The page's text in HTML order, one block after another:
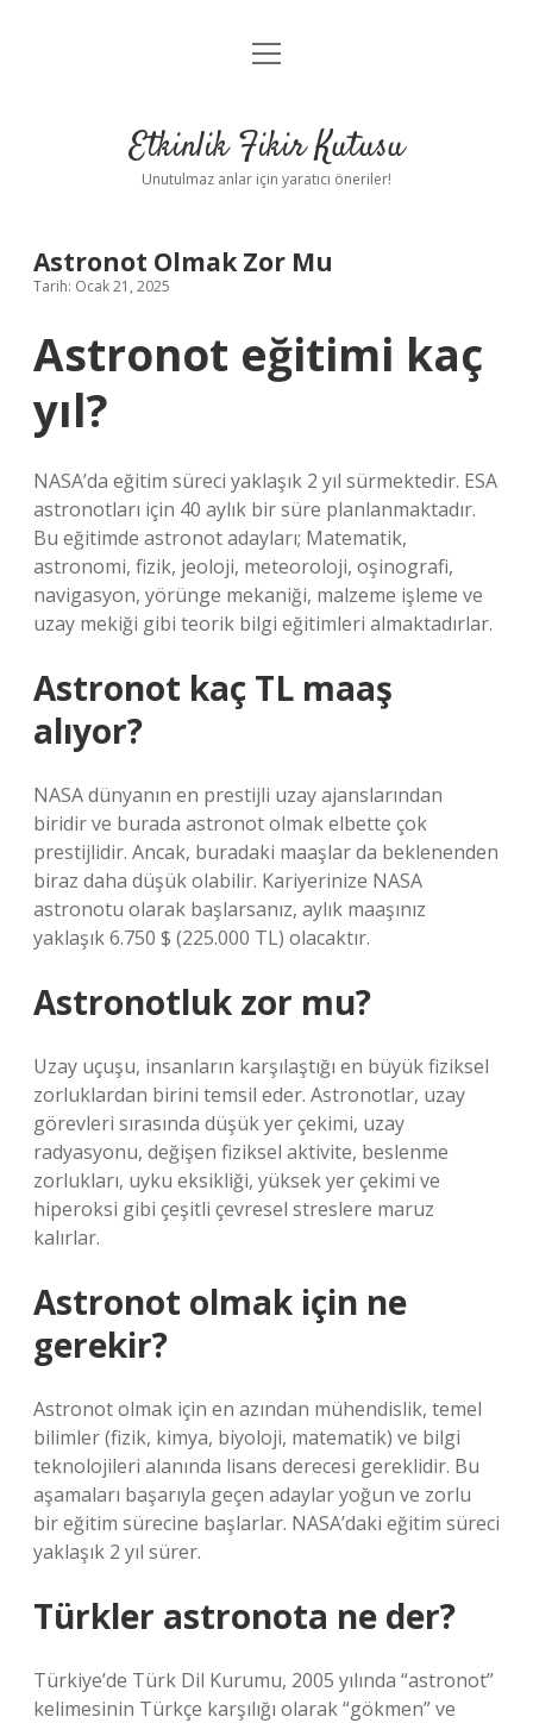
Anasayfa
Yasal Uyarı
menüyü
Etkinlik Fikir Kutusu
Unutulmaz anlar için yaratıcı öneriler!
Astronot Olmak Zor Mu
Tarih: Ocak 21, 2025
Astronot eğitimi kaç
yıl?
NASA’da eğitim süreci yaklaşık 2 yıl sürmektedir. ESA
astronotları için 40 aylık bir süre planlanmaktadır.
Bu eğitimde astronot adayları; Matematik,
astronomi, fizik, jeoloji, meteoroloji, oşinografi,
navigasyon, yörünge mekaniği, malzeme işleme ve
uzay mekiği gibi teorik bilgi eğitimleri almaktadırlar.
Astronot kaç TL maaş
alıyor?
NASA dünyanın en prestijli uzay ajanslarından
biridir ve burada astronot olmak elbette çok
prestijlidir. Ancak, buradaki maaşlar da beklenenden
biraz daha düşük olabilir. Kariyerinize NASA
astronotu olarak başlarsanız, aylık maaşınız
yaklaşık 6.750 $ (225.000 TL) olacaktır.
Astronotluk zor mu?
Uzay uçuşu, insanların karşılaştığı en büyük fiziksel
zorluklardan birini temsil eder. Astronotlar, uzay
görevleri sırasında düşük yer çekimi, uzay
radyasyonu, değişen fiziksel aktivite, beslenme
zorlukları, uyku eksikliği, yüksek yer çekimi ve
hiperoksi gibi çeşitli çevresel streslere maruz
kalırlar.
Astronot olmak için ne
gerekir?
Astronot olmak için en azından mühendislik, temel
bilimler (fizik, kimya, biyoloji, matematik) ve bilgi
teknolojileri alanında lisans derecesi gereklidir. Bu
aşamaları başarıyla geçen adaylar yoğun ve zorlu
bir eğitim sürecine başlarlar. NASA’daki eğitim süreci
yaklaşık 2 yıl sürer.
Türkler astronota ne der?
Türkiye’de Türk Dil Kurumu, 2005 yılında “astronot”
kelimesinin Türkçe karşılığı olarak “gökmen” ve